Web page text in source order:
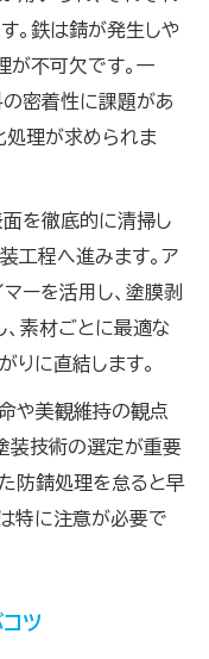
。鉄は錆が発生しや
が不可欠です。一
の密着性に課題があ
処理が求められま
面を徹底的に清掃し
工程へ進みます。ア
ーを活用し、塗膜剥
、素材ごとに最適な
りに直結します。
や美観維持の観点
装技術の選定が重要
防錆処理を怠ると早
特に注意が必要で
ツ